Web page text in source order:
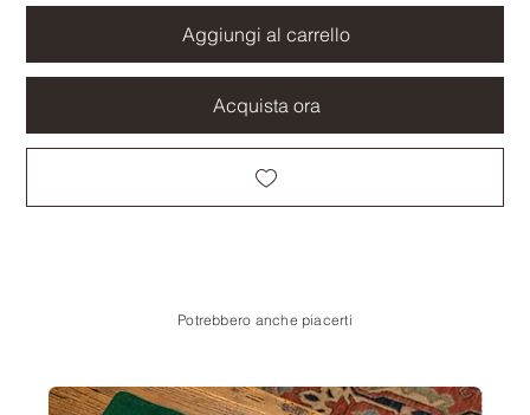
Aggiungi al carrello
Acquista ora
Potrebbero anche piacerti